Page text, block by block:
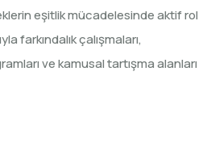
eşitlik mücadelesinde aktif rol
farkındalık çalışmaları,
ve kamusal tartışma alanları